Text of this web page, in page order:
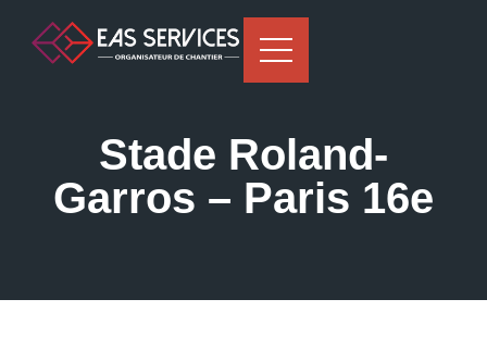
Stade Roland-
Garros – Paris 16e